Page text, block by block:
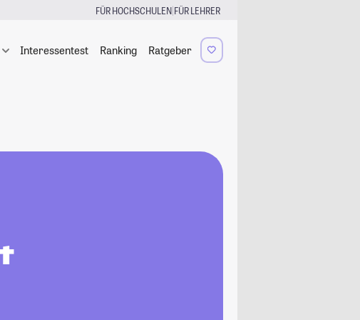
FÜR HOCHSCHULEN|FÜR LEHRER
Interessentest Ranking Ratgeber